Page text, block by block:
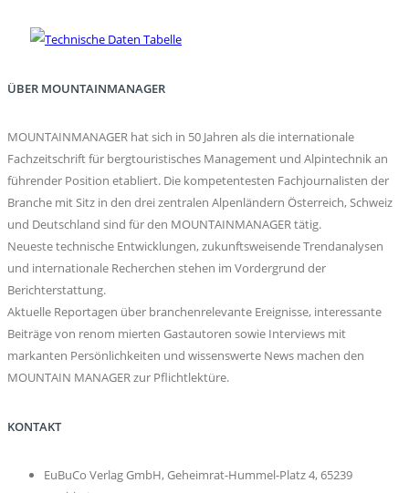
ÜBER MOUNTAINMANAGER
MOUNTAINMANAGER hat sich in 50 Jahren als die internationale
Fachzeitschrift für bergtouristisches Management und Alpintechnik an
führender Position etabliert. Die kompetentesten Fachjournalisten der
Branche mit Sitz in den drei zentralen Alpenländern Österreich, Schweiz
und Deutschland sind für den MOUNTAINMANAGER tätig.
Neueste technische Entwicklungen, zukunftsweisende Trendanalysen
und internationale Recherchen stehen im Vordergrund der
Berichterstattung.
Aktuelle Reportagen über branchenrelevante Ereignisse, interessante
Beiträge von renom mierten Gastautoren sowie Interviews mit
markanten Persönlichkeiten und wissenswerte News machen den
MOUNTAIN MANAGER zur Pflichtlektüre.
KONTAKT
EuBuCo Verlag GmbH, Geheimrat-Hummel-Platz 4, 65239